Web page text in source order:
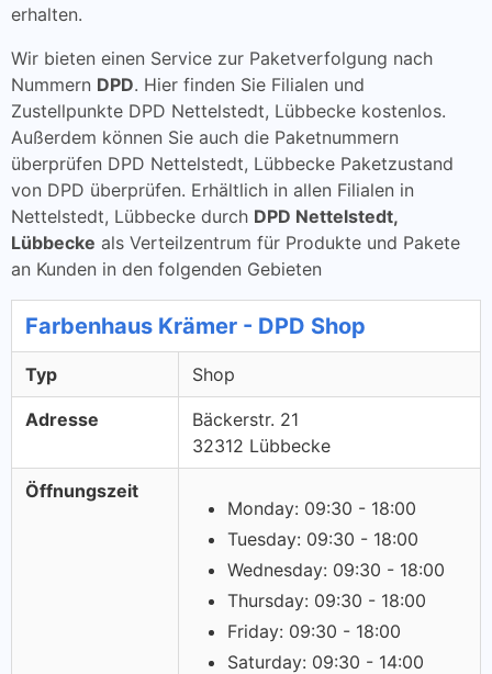
erhalten.
Wir bieten einen Service zur Paketverfolgung nach
Nummern DPD. Hier finden Sie Filialen und
Zustellpunkte DPD Nettelstedt, Lübbecke kostenlos.
Außerdem können Sie auch die Paketnummern
überprüfen DPD Nettelstedt, Lübbecke Paketzustand
von DPD überprüfen. Erhältlich in allen Filialen in
Nettelstedt, Lübbecke durch DPD Nettelstedt,
Lübbecke als Verteilzentrum für Produkte und Pakete
an Kunden in den folgenden Gebieten
Farbenhaus Krämer - DPD Shop
Typ Shop
Adresse
Bäckerstr. 21
32312 Lübbecke
Öffnungszeit
Monday: 09:30 - 18:00
Tuesday: 09:30 - 18:00
Wednesday: 09:30 - 18:00
Thursday: 09:30 - 18:00
Friday: 09:30 - 18:00
Saturday: 09:30 - 14:00